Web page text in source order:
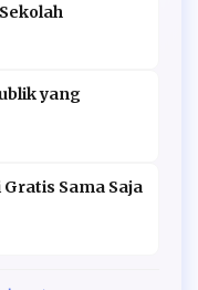
yang
Sama Saja